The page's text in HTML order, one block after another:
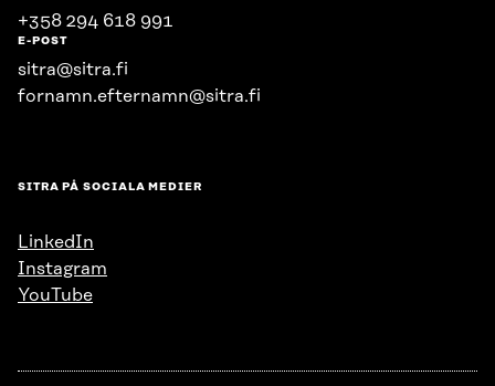
+358 294 618 991
E-POST
sitra@sitra.fi
fornamn.efternamn@sitra.fi
SITRA PÅ SOCIALA MEDIER
LinkedIn
Instagram
YouTube